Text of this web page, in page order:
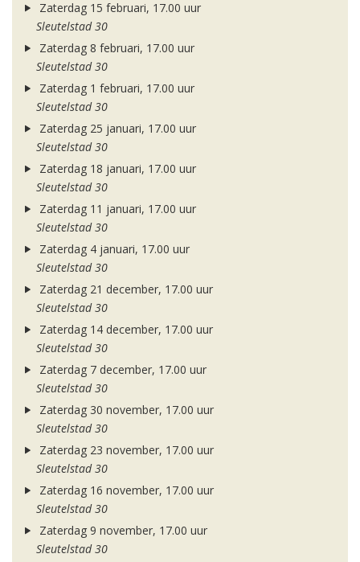
Zaterdag 15 februari, 17.00 uur
Sleutelstad 30
Zaterdag 8 februari, 17.00 uur
Sleutelstad 30
Zaterdag 1 februari, 17.00 uur
Sleutelstad 30
Zaterdag 25 januari, 17.00 uur
Sleutelstad 30
Zaterdag 18 januari, 17.00 uur
Sleutelstad 30
Zaterdag 11 januari, 17.00 uur
Sleutelstad 30
Zaterdag 4 januari, 17.00 uur
Sleutelstad 30
Zaterdag 21 december, 17.00 uur
Sleutelstad 30
Zaterdag 14 december, 17.00 uur
Sleutelstad 30
Zaterdag 7 december, 17.00 uur
Sleutelstad 30
Zaterdag 30 november, 17.00 uur
Sleutelstad 30
Zaterdag 23 november, 17.00 uur
Sleutelstad 30
Zaterdag 16 november, 17.00 uur
Sleutelstad 30
Zaterdag 9 november, 17.00 uur
Sleutelstad 30